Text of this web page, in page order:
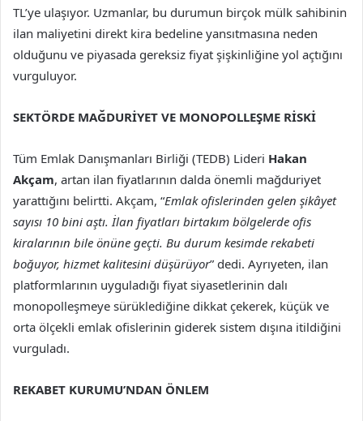
TL’ye ulaşıyor. Uzmanlar, bu durumun birçok mülk sahibinin
ilan maliyetini direkt kira bedeline yansıtmasına neden
olduğunu ve piyasada gereksiz fiyat şişkinliğine yol açtığını
vurguluyor.
SEKTÖRDE MAĞDURİYET VE MONOPOLLEŞME RİSKİ
Tüm Emlak Danışmanları Birliği (TEDB) Lideri Hakan
Akçam, artan ilan fiyatlarının dalda önemli mağduriyet
yarattığını belirtti. Akçam, “Emlak ofislerinden gelen şikâyet
sayısı 10 bini aştı. İlan fiyatları birtakım bölgelerde ofis
kiralarının bile önüne geçti. Bu durum kesimde rekabeti
boğuyor, hizmet kalitesini düşürüyor” dedi. Ayrıyeten, ilan
platformlarının uyguladığı fiyat siyasetlerinin dalı
monopolleşmeye sürüklediğine dikkat çekerek, küçük ve
orta ölçekli emlak ofislerinin giderek sistem dışına itildiğini
vurguladı.
REKABET KURUMU’NDAN ÖNLEM